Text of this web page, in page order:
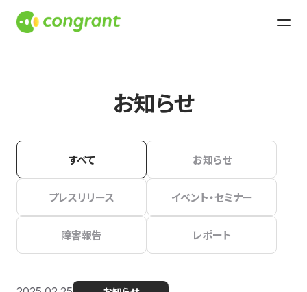
お知らせ
すべて お知らせ
プレスリリース イベント・セミナー
障害報告 レポート